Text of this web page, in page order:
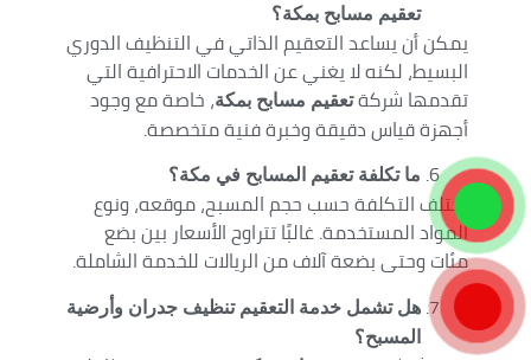
تعقيم مسابح بمكة؟
يمكن أن يساعد التعقيم الذاتي في التنظيف الدوري
البسيط، لكنه لا يغني عن الخدمات الاحترافية التي
تقدمها شركةتعقيم مسابح بمكة، خاصة مع وجود
أجهزة قياس دقيقة وخبرة فنية متخصصة.
ما تكلفة تعقيم المسابح في مكة؟
تختلف التكلفة حسب حجم المسبح، موقعه، ونوع
المواد المستخدمة. غالبًا تتراوح الأسعار بين بضع
مئات وحتى بضعة آلاف من الريالات للخدمة الشاملة.
هل تشمل خدمة التعقيم تنظيف جدران وأرضية
المسبح؟